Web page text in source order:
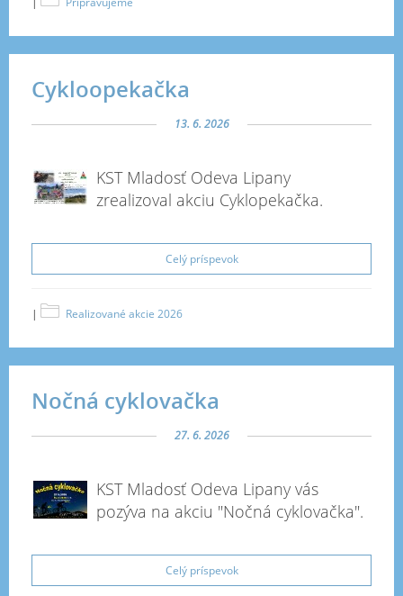
Cykloopekačka
13. 6. 2026
KST Mladosť Odeva Lipany
zrealizoval akciu Cyklopekačka.
Celý príspevok
| Realizované akcie 2026
Nočná cyklovačka
27. 6. 2026
KST Mladosť Odeva Lipany vás
pozýva na akciu "Nočná cyklovačka".
Celý príspevok